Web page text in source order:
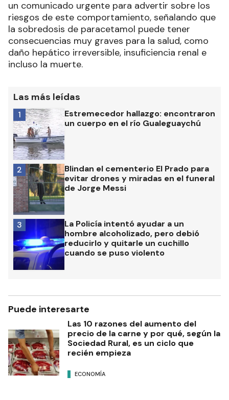
un comunicado urgente para advertir sobre los
riesgos de este comportamiento, señalando que
la sobredosis de paracetamol puede tener
consecuencias muy graves para la salud, como
daño hepático irreversible, insuficiencia renal e
incluso la muerte.
Las más leídas
Estremecedor hallazgo: encontraron
un cuerpo en el río Gualeguaychú
1
Blindan el cementerio El Prado para
evitar drones y miradas en el funeral
de Jorge Messi
2
La Policía intentó ayudar a un
hombre alcoholizado, pero debió
reducirlo y quitarle un cuchillo
cuando se puso violento
3
Puede interesarte
Las 10 razones del aumento del
precio de la carne y por qué, según la
Sociedad Rural, es un ciclo que
recién empieza
ECONOMÍA